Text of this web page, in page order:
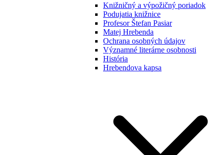
Knižničný a výpožičný poriadok
Podujatia knižnice
Profesor Štefan Pasiar
Matej Hrebenda
Ochrana osobných údajov
Významné literárne osobnosti
História
Hrebendova kapsa